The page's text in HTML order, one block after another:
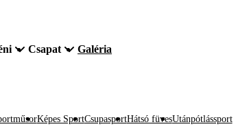
Csapat Galéria
Képes SportCsupasportHátsó füvesUtánpótlássport